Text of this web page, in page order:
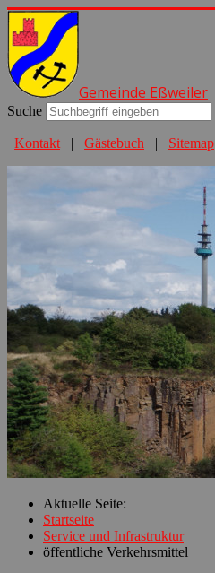
Gemeinde Eßweiler
Suche
Kontakt | Gästebuch | Sitemap
Aktuelle Seite:
Startseite
Service und Infrastruktur
öffentliche Verkehrsmittel